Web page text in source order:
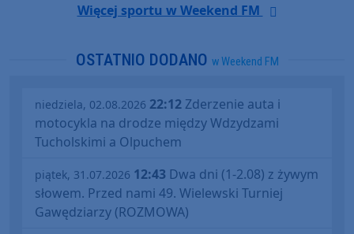
Więcej sportu w Weekend FM
OSTATNIO DODANO w Weekend FM
niedziela, 02.08.2026 22:12 Zderzenie auta i
motocykla na drodze między Wdzydzami
Tucholskimi a Olpuchem
piątek, 31.07.2026 12:43 Dwa dni (1-2.08) z żywym
słowem. Przed nami 49. Wielewski Turniej
Gawędziarzy (ROZMOWA)